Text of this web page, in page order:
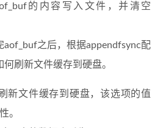
的内容写入文件，并清空
aof_buf之后，根据appendfsync配
刷新文件缓存到硬盘。
新文件缓存到硬盘，该选项的值
。